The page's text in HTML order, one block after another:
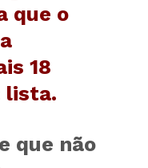
que o
18
lista.
que não